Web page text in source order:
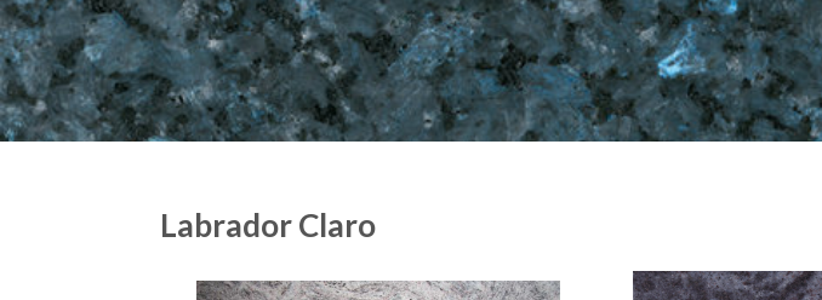
Labrador Claro